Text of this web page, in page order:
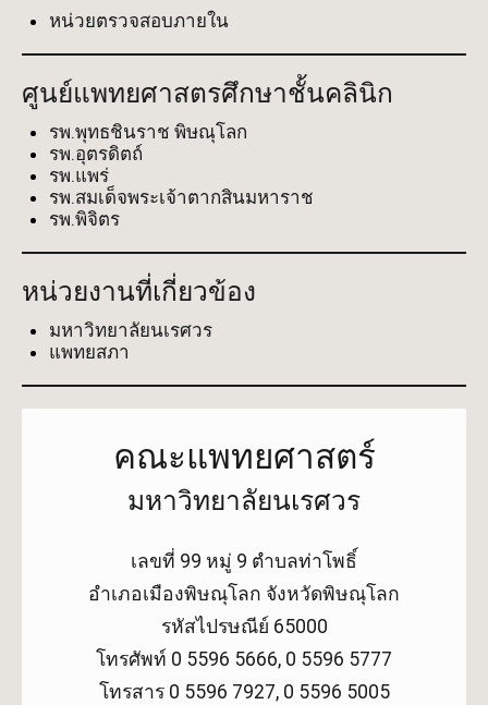
หน่วยตรวจสอบภายใน
ศูนย์แพทยศาสตรศึกษาชั้นคลินิก
รพ.พุทธชินราช พิษณุโลก
รพ.อุตรดิตถ์
รพ.แพร่
รพ.สมเด็จพระเจ้าตากสินมหาราช
รพ.พิจิตร
หน่วยงานที่เกี่ยวข้อง
มหาวิทยาลัยนเรศวร
แพทยสภา
คณะแพทยศาสตร์
มหาวิทยาลัยนเรศวร
เลขที่ 99 หมู่ 9 ตำบลท่าโพธิ์
อำเภอเมืองพิษณุโลก จังหวัดพิษณุโลก
รหัสไปรษณีย์ 65000
โทรศัพท์ 0 5596 5666, 0 5596 5777
โทรสาร 0 5596 7927, 0 5596 5005